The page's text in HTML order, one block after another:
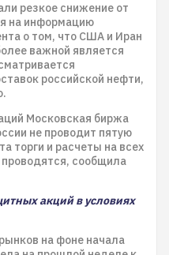
резкое снижение от
на информацию
о том, что США и Иран
важной является
российской нефти,
Московская биржа
не проводит пятую
торги и расчеты на всех
сообщила
акций в условиях
на фоне начала